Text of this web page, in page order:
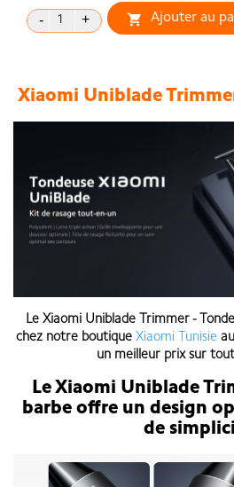
 Ajouter au
Xiaomi Uniblade
Le Xiaomi Uniblade Trimmer -
chez notre boutique Xiaomi Tunisie
un meilleur prix sur
Le Xiaomi Uniblade
barbe offre un design
de